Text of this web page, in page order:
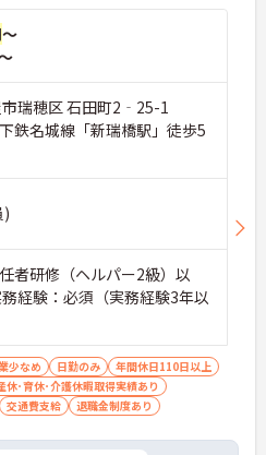
～
市瑞穂区 石田町2‐25-1
鉄名城線「新瑞橋駅」徒歩5
)
者研修（ヘルパー2級）以
経験：必須（実務経験3年以
少なめ 日勤のみ
年間休日110日以上
休･育休･介護休暇取得実績あり
交通費支給 退職金制度あり